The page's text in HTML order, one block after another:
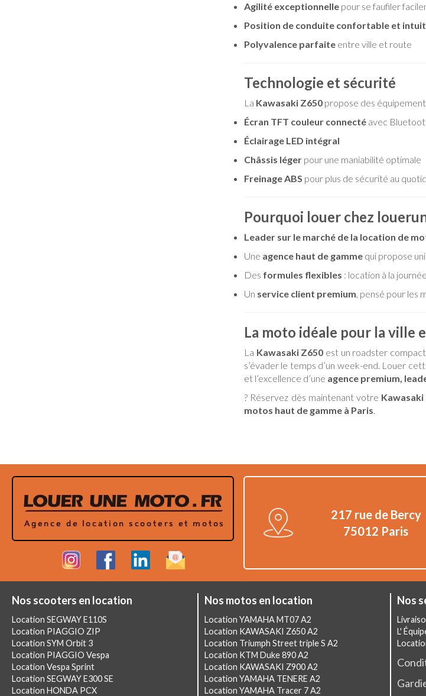
Agilité exceptionnelle pour se faufiler
Position de conduite confortable et
Polyvalence parfaite entre ville et route
Technologie et sécurité
La Kawasaki Z650 propose des
Écran TFT couleur connecté avec
Éclairage LED intégral
Châssis léger pour une maniabilité optimale
Freinage ABS pour plus de sécurité au
Pourquoi louer chez
Leader sur le marché de la location de
Une agence haut de gamme qui propose
Des formules flexibles : location à la
Un service client premium, pensé pour les
La moto idéale pour la ville
La Kawasaki Z650 est un roadster
s’évader le temps d’un week-end. Louer
et l’excellence d’une agence premium,
? Réservez dès maintenant votre
motos haut de gamme à Paris.
217 rue de Bercy
75012 Paris
Nos scooters en location
Location SEGWAY E110S
Location PIAGGIO ZIP
Location SYM Orbit 3
Location PIAGGIO Vespa
Location Vespa Sprint
Location SEGWAY E300 SE
Location HONDA PCX
Nos motos en location
Location YAMAHA MT07 A2
Location KAWASAKI Z650 A2
Location Triumph Street triple S A2
Location KTM Duke 890 A2
Location KAWASAKI Z900 A2
Location YAMAHA TENERE A2
Location YAMAHA Tracer 7 A2
Nos
L'